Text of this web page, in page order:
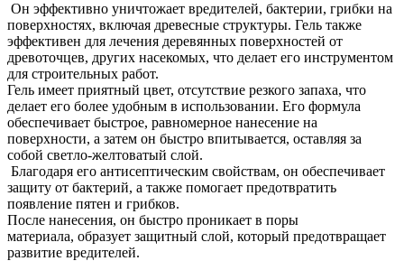
Он эффективно уничтожает вредителей, бактерии, грибки на
поверхностях, включая древесные структуры. Гель также
эффективен для лечения деревянных поверхностей от
древоточцев, других насекомых, что делает его инструментом
для строительных работ.
Гель имеет приятный цвет, отсутствие резкого запаха, что
делает его более удобным в использовании. Его формула
обеспечивает быстрое, равномерное нанесение на
поверхности, а затем он быстро впитывается, оставляя за
собой светло-желтоватый слой.
Благодаря его антисептическим свойствам, он обеспечивает
защиту от бактерий, а также помогает предотвратить
появление пятен и грибков.
После нанесения, он быстро проникает в поры
материала, образует защитный слой, который предотвращает
развитие вредителей.